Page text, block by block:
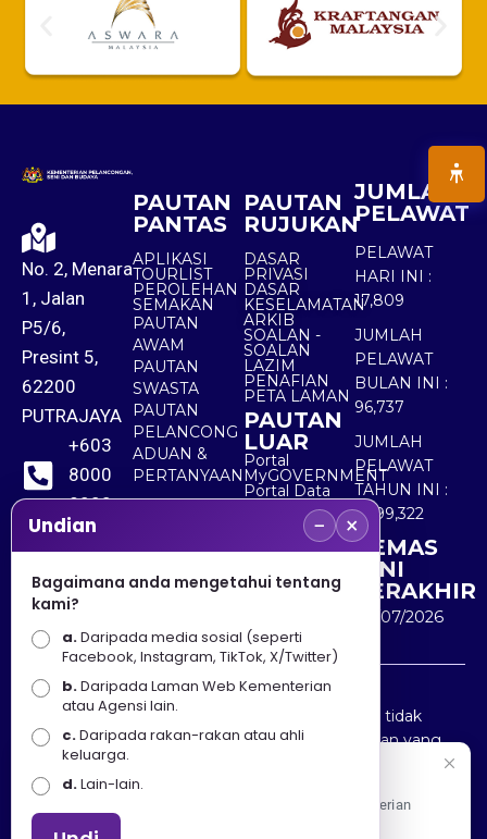
No. 2, Menara
1, Jalan
P5/6,
Presint 5,
62200
PUTRAJAYA
+603
8000
8000
+603
8891
7100
PAUTAN
PANTAS
APLIKASI
TOURLIST
PEROLEHAN
SEMAKAN
PAUTAN
AWAM
PAUTAN
SWASTA
PAUTAN
PELANCONG
ADUAN &
PERTANYAAN
PAUTAN
RUJUKAN
DASAR
PRIVASI
DASAR
KESELAMATAN
ARKIB
SOALAN -
SOALAN
LAZIM
PENAFIAN
PETA LAMAN
PAUTAN
LUAR
Portal
MyGOVERNMENT
Portal Data
Terbuka
Sektor Awam
JUMLAH
PELAWAT
PELAWAT
HARI INI :
17,809
JUMLAH
PELAWAT
BULAN INI :
96,737
JUMLAH
PELAWAT
TAHUN INI :
5,499,322
KEMAS
KINI
TERAKHIR
30/07/2026
Penafian : Kerajaan Malaysia dan Kementerian
Pelancongan Seni dan Budaya (MOTAC) adalah tidak
bertanggungjawab atas kehilangan atau kerugian yang
disebabkan oleh penggunaan mana-mana maklumat
yang diperolehi dari portal ini.
Undian − ×
Bagaimana anda mengetahui tentang
kami?
a.Daripada media sosial (seperti
Facebook, Instagram, TikTok, X/Twitter)
b.Daripada Laman Web Kementerian
atau Agensi lain.
c.Daripada rakan-rakan atau ahli
keluarga.
d.Lain-lain.
Apa Khabar! Selamat datang ke Portal Rasmi Kementerian
Pelancongan, Seni dan Budaya